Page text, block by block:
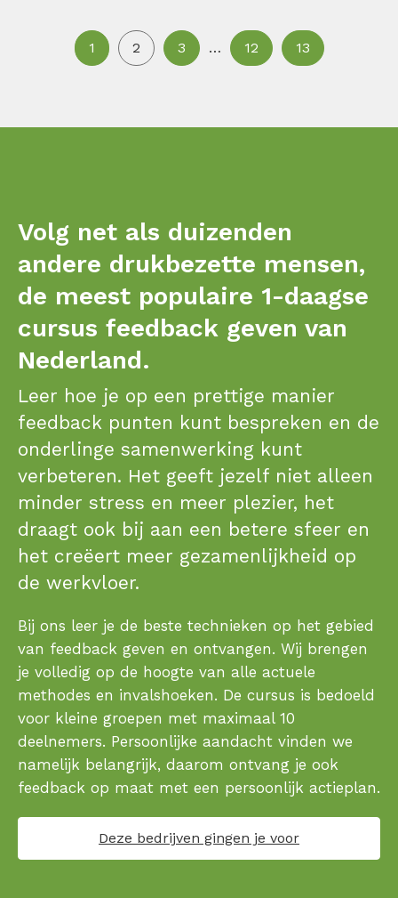
1 2 3 … 12 13
Volg net als duizenden
andere drukbezette mensen,
de meest populaire 1-daagse
cursus feedback geven van
Nederland.
Leer hoe je op een prettige manier
feedback punten kunt bespreken en de
onderlinge samenwerking kunt
verbeteren. Het geeft jezelf niet alleen
minder stress en meer plezier, het
draagt ook bij aan een betere sfeer en
het creëert meer gezamenlijkheid op
de werkvloer.
Bij ons leer je de beste technieken op het gebied
van feedback geven en ontvangen. Wij brengen
je volledig op de hoogte van alle actuele
methodes en invalshoeken. De cursus is bedoeld
voor kleine groepen met maximaal 10
deelnemers. Persoonlijke aandacht vinden we
namelijk belangrijk, daarom ontvang je ook
feedback op maat met een persoonlijk actieplan.
Deze bedrijven gingen je voor